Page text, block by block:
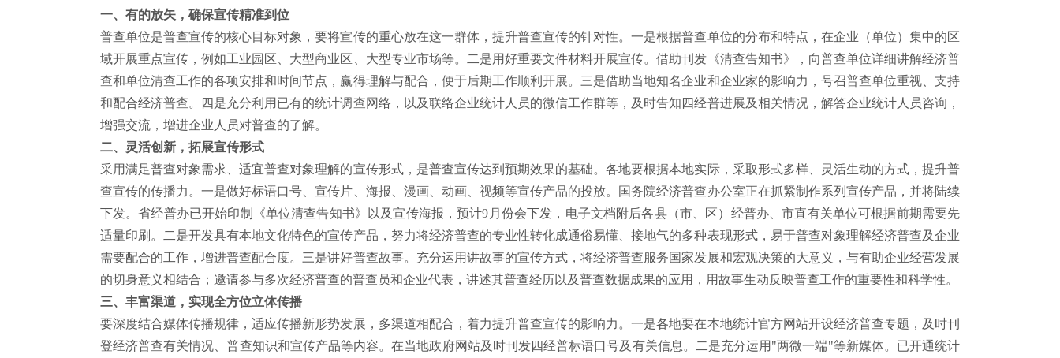
一、有的放矢，确保宣传精准到位
普查单位是普查宣传的核心目标对象，要将宣传的重心放在这一群体，提升普查宣传的针对性。一是根据普查单位的分布和特点，在企业（单位）集中的区
域开展重点宣传，例如工业园区、大型商业区、大型专业市场等。二是用好重要文件材料开展宣传。借助刊发《清查告知书》，向普查单位详细讲解经济普
查和单位清查工作的各项安排和时间节点，赢得理解与配合，便于后期工作顺利开展。三是借助当地知名企业和企业家的影响力，号召普查单位重视、支持
和配合经济普查。四是充分利用已有的统计调查网络，以及联络企业统计人员的微信工作群等，及时告知四经普进展及相关情况，解答企业统计人员咨询，
增强交流，增进企业人员对普查的了解。
二、灵活创新，拓展宣传形式
采用满足普查对象需求、适宜普查对象理解的宣传形式，是普查宣传达到预期效果的基础。各地要根据本地实际，采取形式多样、灵活生动的方式，提升普
查宣传的传播力。一是做好标语口号、宣传片、海报、漫画、动画、视频等宣传产品的投放。国务院经济普查办公室正在抓紧制作系列宣传产品，并将陆续
下发。省经普办已开始印制《单位清查告知书》以及宣传海报，预计9 月份会下发，电子文档附后各县（市、区）经普办、市直有关单位可根据前期需要先
适量印刷。二是开发具有本地文化特色的宣传产品，努力将经济普查的专业性转化成通俗易懂、接地气的多种表现形式，易于普查对象理解经济普查及企业
需要配合的工作，增进普查配合度。三是讲好普查故事。充分运用讲故事的宣传方式，将经济普查服务国家发展和宏观决策的大意义，与有助企业经营发展
的切身意义相结合；邀请参与多次经济普查的普查员和企业代表，讲述其普查经历以及普查数据成果的应用，用故事生动反映普查工作的重要性和科学性。
三、丰富渠道，实现全方位立体传播
要深度结合媒体传播规律，适应传播新形势发展，多渠道相配合，着力提升普查宣传的影响力。一是各地要在本地统计官方网站开设经济普查专题，及时刊
登经济普查有关情况、普查知识和宣传产品等内容。在当地政府网站及时刊发四经普标语口号及有关信息。二是充分运用"两微一端"等新媒体。已开通统计